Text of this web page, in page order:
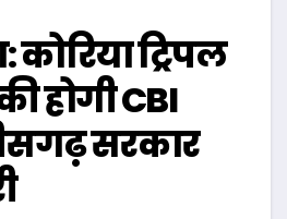
कोरिया ट्रिपल
होगी CBI
सरकार